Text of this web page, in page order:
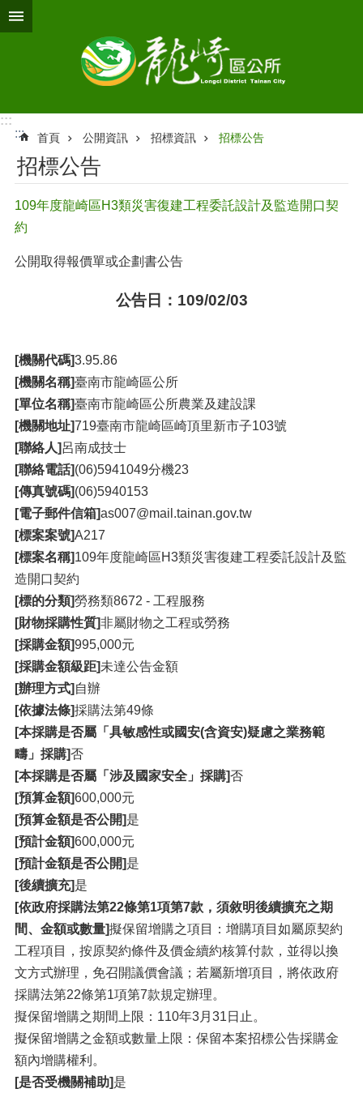
跳到主要內容區塊
:::
:::
首頁 公開資訊 招標資訊 招標公告
招標公告
109年度龍崎區H3類災害復建工程委託設計及監造開口契
約
公開取得報價單或企劃書公告
公告日：109/02/03
[機關代碼]3.95.86
[機關名稱]臺南市龍崎區公所
[單位名稱]臺南市龍崎區公所農業及建設課
[機關地址]719臺南市龍崎區崎頂里新市子103號
[聯絡人]呂南成技士
[聯絡電話](06)5941049分機23
[傳真號碼](06)5940153
[電子郵件信箱]as007@mail.tainan.gov.tw
[標案案號]A217
[標案名稱]109年度龍崎區H3類災害復建工程委託設計及監
造開口契約
[標的分類]勞務類8672 - 工程服務
[財物採購性質]非屬財物之工程或勞務
[採購金額]995,000元
[採購金額級距]未達公告金額
[辦理方式] 自辦
[依據法條]採購法第49條
[本採購是否屬「具敏感性或國安(含資安)疑慮之業務範
疇」採購]否
[本採購是否屬「涉及國家安全」採購]否
[預算金額]600,000元
[預算金額是否公開]是
[預計金額]600,000元
[預計金額是否公開]是
[後續擴充]是
[依政府採購法第22條第1項第7款，須敘明後續擴充之期
間、金額或數量]擬保留增購之項目：增購項目如屬原契約
工程項目，按原契約條件及價金續約核算付款，並得以換
文方式辦理，免召開議價會議；若屬新增項目，將依政府
採購法第22條第1項第7款規定辦理。
擬保留增購之期間上限：110年3月31日止。
擬保留增購之金額或數量上限：保留本案招標公告採購金
額內增購權利。
[是否受機關補助]是